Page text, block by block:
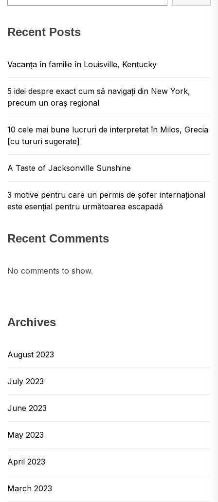
Recent Posts
Vacanța în familie în Louisville, Kentucky
5 idei despre exact cum să navigați din New York,
precum un oraș regional
10 cele mai bune lucruri de interpretat în Milos, Grecia
[cu tururi sugerate]
A Taste of Jacksonville Sunshine
3 motive pentru care un permis de șofer internațional
este esențial pentru următoarea escapadă
Recent Comments
No comments to show.
Archives
August 2023
July 2023
June 2023
May 2023
April 2023
March 2023